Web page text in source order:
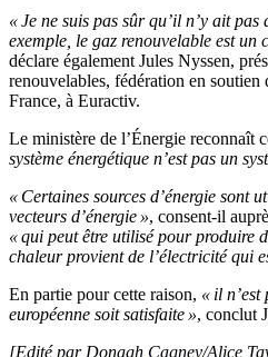
« Je ne suis pas sûr qu’il n’y ait
exemple, le gaz renouvelable est un
déclare également Jules Nyssen,
renouvelables, fédération en soutien
France, à Euractiv.
Le ministère de l’Énergie reconnaît
système énergétique n’est pas un
« Certaines sources d’énergie sont
vecteurs d’énergie », consent-il
« qui peut être utilisé pour produire
chaleur provient de l’électricité qui
En partie pour cette raison, « il
européenne soit satisfaite », conclut
[Edité par Donagh Cagney/Alice